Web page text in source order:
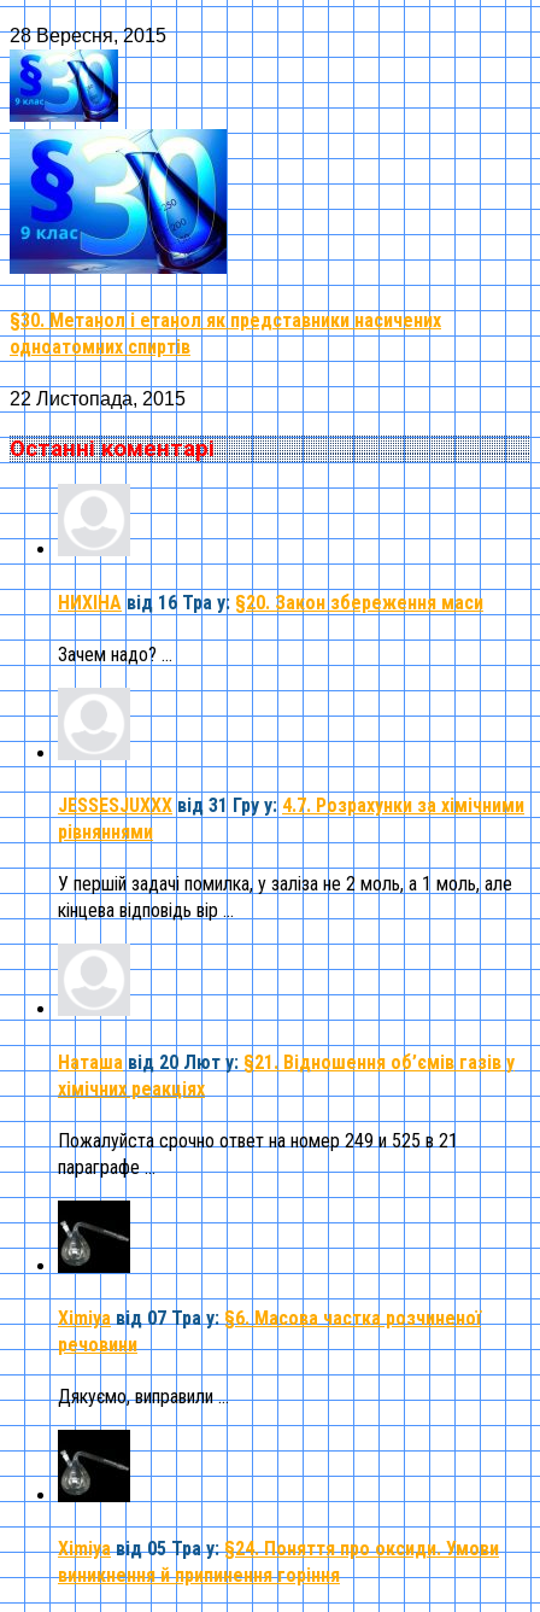
28 Вересня, 2015
§30. Метанол і етанол як представники насичених
одноатомних спиртів
22 Листопада, 2015
Останні коментарі
НИХІНА від 16 Тра у: §20. Закон збереження маси
Зачем надо? ...
JESSESJUXXX від 31 Гру у: 4.7. Розрахунки за хімічними
рівняннями
У першій задачі помилка, у заліза не 2 моль, а 1 моль, але
кінцева відповідь вір ...
Наташа від 20 Лют у: §21. Відношення об’ємів газів у
хімічних реакціях
Пожалуйста срочно ответ на номер 249 и 525 в 21
параграфе ...
Ximiya від 07 Трау:§6. Масова частка розчиненої
речовини
Дякуємо, виправили ...
Ximiya від 05 Трау:§24. Поняття про оксиди. Умови
виникнення й припинення горіння